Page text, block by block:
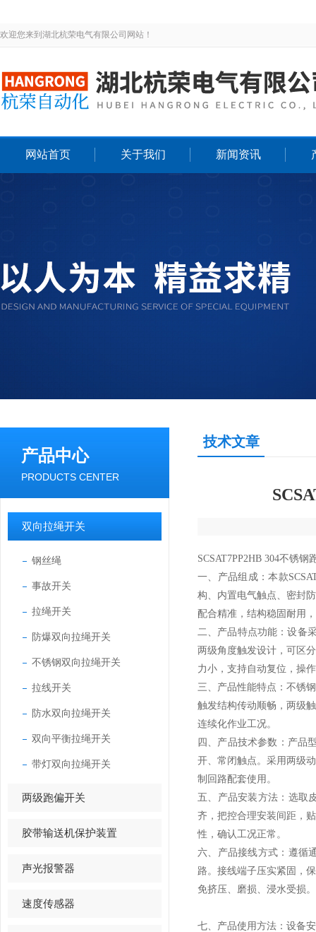
欢迎您来到湖北杭荣电气有限公司网站！
网站首页 关于我们 新闻资讯
产品中心
PRODUCTS CENTER
双向拉绳开关
钢丝绳
事故开关
拉绳开关
防爆双向拉绳开关
不锈钢双向拉绳开关
拉线开关
防水双向拉绳开关
双向平衡拉绳开关
带灯双向拉绳开关
两级跑偏开关
胶带输送机保护装置
声光报警器
速度传感器
技术文章
SCSAT7PP2HB 304不锈
一、产品组成：本款
构、内置电气触点、密封
配合精准，结构稳固耐用
二、产品特点功能：设备
两级角度触发设计，可区
力小，支持自动复位，操
三、产品性能特点：不锈
触发结构传动顺畅，两级
连续化作业工况。
四、产品技术参数：产品
开、常闭触点。采用两级
制回路配套使用。
五、产品安装方法：选取
齐，把控合理安装间距，
性，确认工况正常。
六、产品接线方式：遵循
路。接线端子压实紧固，
免挤压、磨损、浸水受损。
七、产品使用方法：设备